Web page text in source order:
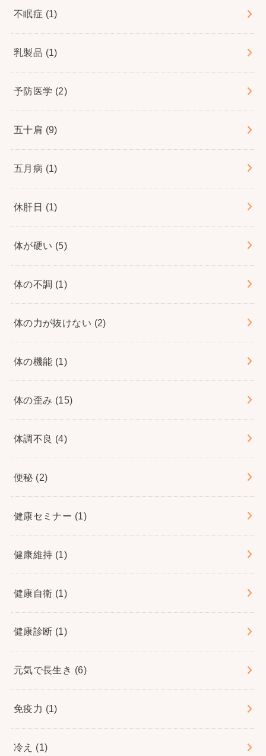
不眠症 (1)
乳製品 (1)
予防医学 (2)
五十肩 (9)
五月病 (1)
休肝日 (1)
体が硬い (5)
体の不調 (1)
体の力が抜けない (2)
体の機能 (1)
体の歪み (15)
体調不良 (4)
便秘 (2)
健康セミナー (1)
健康維持 (1)
健康自衛 (1)
健康診断 (1)
元気で長生き (6)
免疫力 (1)
冷え (1)